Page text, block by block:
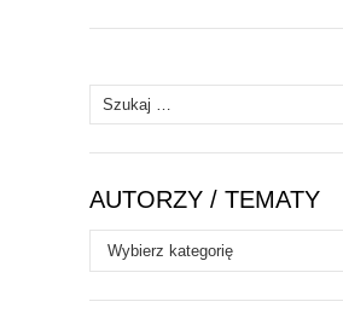
Szukaj:
AUTORZY / TEMATY
Autorzy
/
Tematy